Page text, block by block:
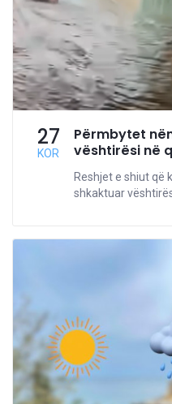
27
KOR
Përmbytet
vështirësi në
Reshjet e shiut që
shkaktuar